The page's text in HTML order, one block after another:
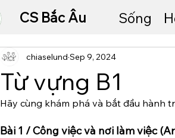
CS Bắc Âu Sống
Từ vựng B1
chiaselund Sep 9, 2024
Hãy cùng khám phá và bắt đầu hành
Bài 1 / Công việc và nơi làm việc